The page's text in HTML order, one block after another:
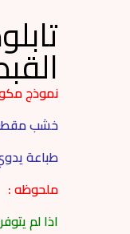
نموذج
خشب مقطع
طباعة
ملحوظه :
اذا لم